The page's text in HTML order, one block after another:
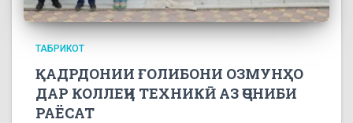
ТАБРИКОТ
ҚАДРДОНИИ ҒОЛИБОНИ ОЗМУНҲО
ДАР КОЛЛЕҶИ ТЕХНИКӢ АЗ ҶОНИБИ
РАЁСАТ